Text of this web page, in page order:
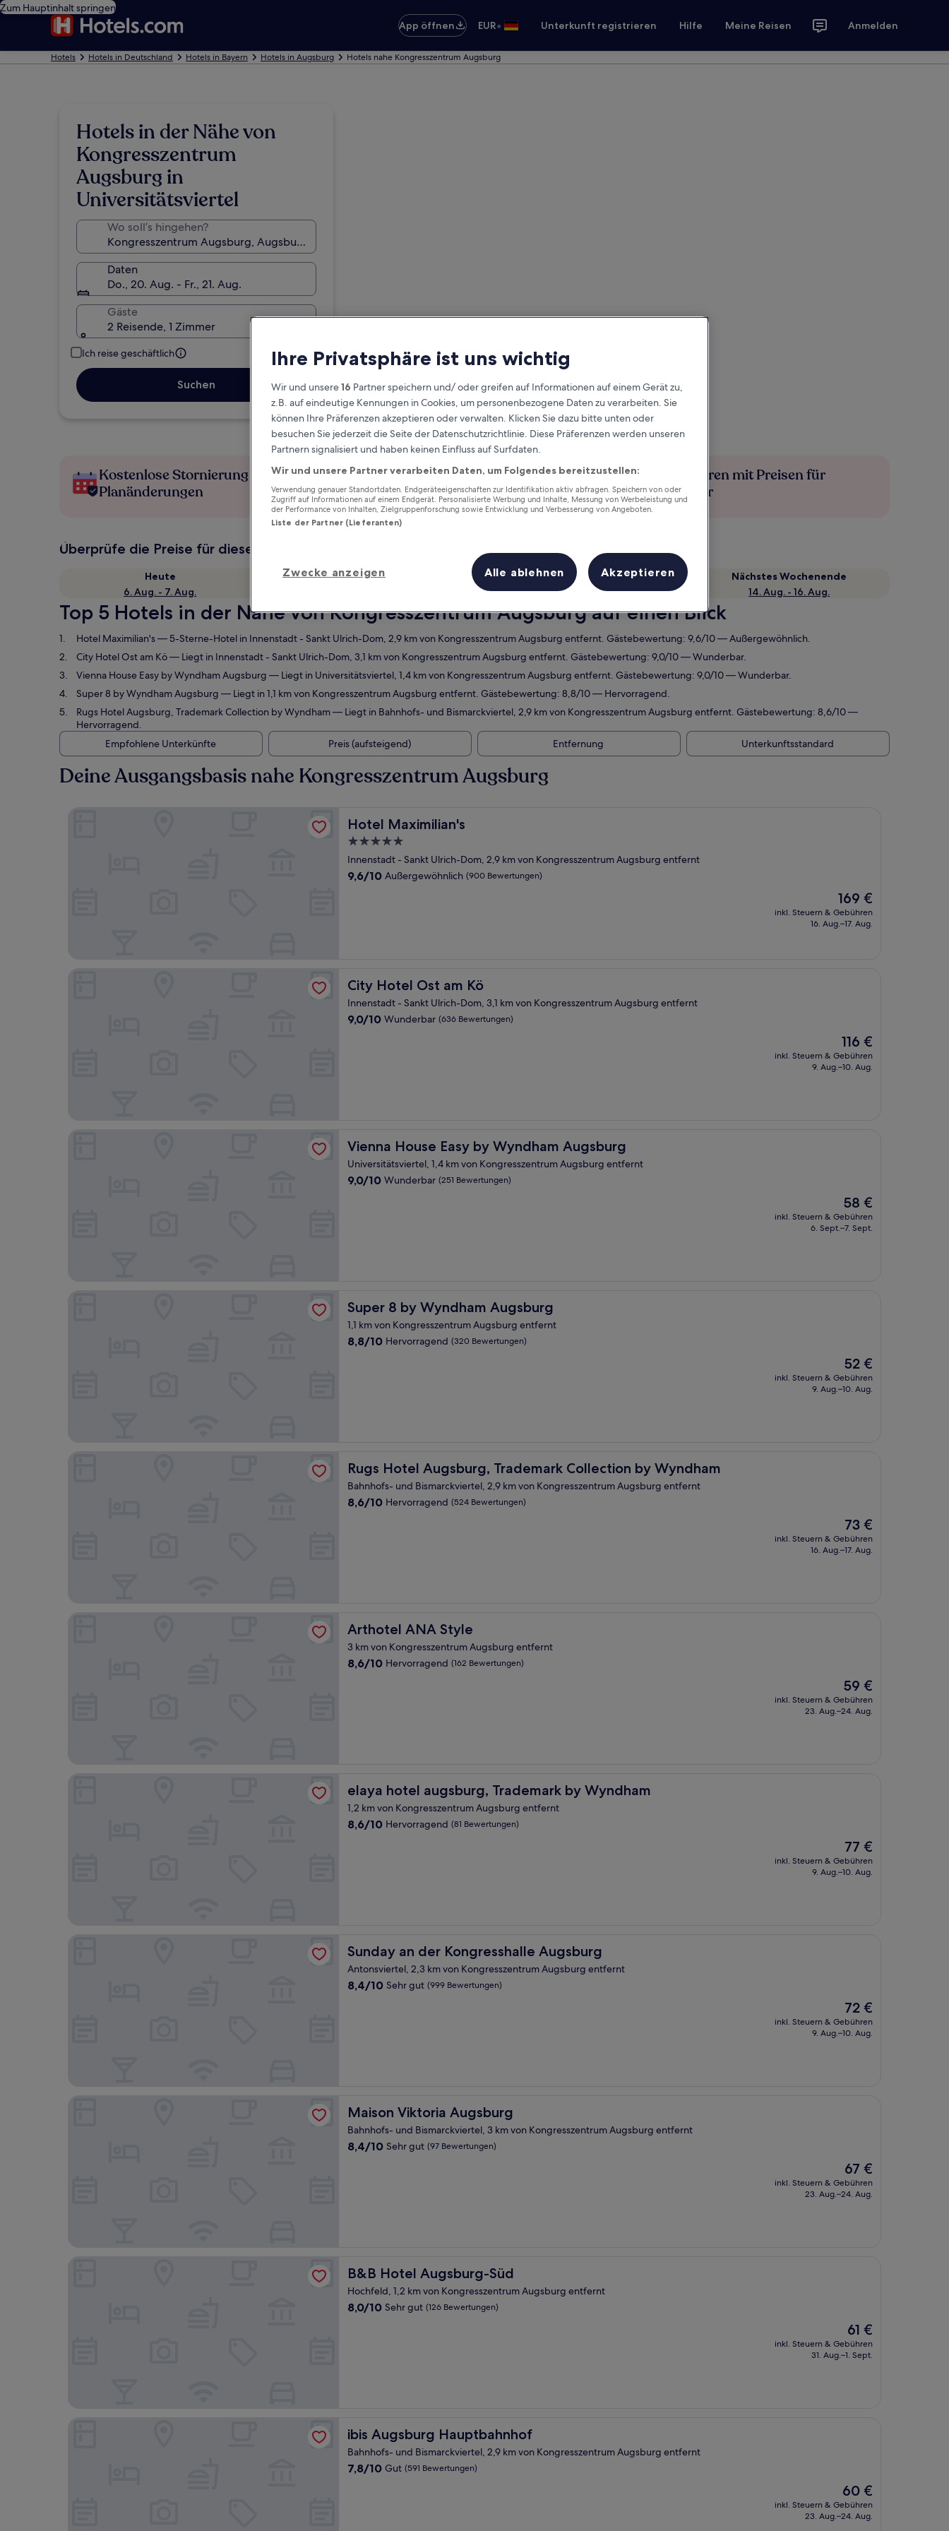
Zum Hauptinhalt springen
App öffnen
EUR• Unterkunft registrieren Hilfe Meine Reisen Anmelden
Hotels Hotels in Deutschland Hotels in Bayern Hotels in Augsburg Hotels nahe Kongresszentrum Augsburg
Hotels in der Nähe von
Kongresszentrum
Augsburg in
Universitätsviertel
Wo soll’s hingehen?
Daten
Do., 20. Aug. - Fr., 21. Aug.
Gäste
2 Reisende, 1 Zimmer
Ich reise geschäftlich
Suchen
Kostenlose Stornierung bei
Planänderungen
Verdiene Prämien für jede
wahrgenommene Übernachtung
Mehr sparen mit Preisen für
Mitglieder
Überprüfe die Preise für diese Daten
Heute
6. Aug. - 7. Aug.
Morgen
Dieses Wochenende
7. Aug. - 9. Aug.
Nächstes Wochenende
14. Aug. - 16. Aug.
Top 5 Hotels in der Nähe von Kongresszentrum Augsburg auf einen Blick
Hotel Maximilian's— 5-Sterne-Hotel in Innenstadt - Sankt Ulrich-Dom, 2,9 km von Kongresszentrum Augsburg entfernt. Gästebewertung: 9,6/10 — Außergewöhnlich.
City Hotel Ost am Kö— Liegt in Innenstadt - Sankt Ulrich-Dom, 3,1 km von Kongresszentrum Augsburg entfernt. Gästebewertung: 9,0/10 — Wunderbar.
Vienna House Easy by Wyndham Augsburg — Liegt in Universitätsviertel, 1,4 km von Kongresszentrum Augsburg entfernt. Gästebewertung: 9,0/10 — Wunderbar.
Super 8 by Wyndham Augsburg — Liegt in 1,1 km von Kongresszentrum Augsburg entfernt. Gästebewertung: 8,8/10 — Hervorragend.
Rugs Hotel Augsburg, Trademark Collection by Wyndham— Liegt in Bahnhofs- und Bismarckviertel, 2,9 km von Kongresszentrum Augsburg entfernt. Gästebewertung: 8,6/10 —
Hervorragend.
Empfohlene Unterkünfte
Preis (aufsteigend) Entfernung Unterkunftsstandard
Deine Ausgangsbasis nahe Kongresszentrum Augsburg
Hotel Maximilian's
Hotel Maximilian's
5.0-
Sterne-
Unterkunft
Innenstadt - Sankt Ulrich-Dom, 2,9 km von Kongresszentrum Augsburg entfernt
9.6
9,6/10 Außergewöhnlich (900 Bewertungen)
Der
Preis
beträgt
169 €
inkl. Steuern & Gebühren
16. Aug.–17. Aug.
City Hotel Ost am Kö
City Hotel Ost am Kö
Innenstadt - Sankt Ulrich-Dom, 3,1 km von Kongresszentrum Augsburg entfernt
9.0
9,0/10 Wunderbar (636 Bewertungen)
Der
Preis
beträgt
116 €
inkl. Steuern & Gebühren
9. Aug.–10. Aug.
Vienna House Easy by Wyndham Augsburg
Vienna House Easy by Wyndham Augsburg
Universitätsviertel, 1,4 km von Kongresszentrum Augsburg entfernt
9.0
9,0/10 Wunderbar (251 Bewertungen)
Der
Preis
beträgt
58 €
inkl. Steuern & Gebühren
6. Sept.–7. Sept.
Super 8 by Wyndham Augsburg
Super 8 by Wyndham Augsburg
1,1 km von Kongresszentrum Augsburg entfernt
8.8
8,8/10 Hervorragend (320 Bewertungen)
Der
Preis
beträgt
52 €
inkl. Steuern & Gebühren
9. Aug.–10. Aug.
Rugs Hotel Augsburg, Trademark Collection by Wyndham
Rugs Hotel Augsburg, Trademark Collection by Wyndham
Bahnhofs- und Bismarckviertel, 2,9 km von Kongresszentrum Augsburg entfernt
8.6
8,6/10 Hervorragend (524 Bewertungen)
Der
Preis
beträgt
73 €
inkl. Steuern & Gebühren
16. Aug.–17. Aug.
Rugs Hotel Augsburg, Trademark Collection by Wyndham
Arthotel ANA Style
Arthotel ANA Style
3 km von Kongresszentrum Augsburg entfernt
8.6
8,6/10 Hervorragend (162 Bewertungen)
Der
Preis
beträgt
59 €
inkl. Steuern & Gebühren
23. Aug.–24. Aug.
elaya hotel augsburg, Trademark by Wyndham
elaya hotel augsburg, Trademark by Wyndham
1,2 km von Kongresszentrum Augsburg entfernt
8.6
8,6/10 Hervorragend (81 Bewertungen)
Der
Preis
beträgt
77 €
inkl. Steuern & Gebühren
9. Aug.–10. Aug.
Sunday an der Kongresshalle Augsburg
Sunday an der Kongresshalle Augsburg
Antonsviertel, 2,3 km von Kongresszentrum Augsburg entfernt
8.4
8,4/10 Sehr gut (999 Bewertungen)
Der
Preis
beträgt
72 €
inkl. Steuern & Gebühren
9. Aug.–10. Aug.
Maison Viktoria Augsburg
Maison Viktoria Augsburg
Bahnhofs- und Bismarckviertel, 3 km von Kongresszentrum Augsburg entfernt
8.4
8,4/10 Sehr gut (97 Bewertungen)
Der
Preis
beträgt
67 €
inkl. Steuern & Gebühren
23. Aug.–24. Aug.
B&B Hotel Augsburg-Süd
B&B Hotel Augsburg-Süd
Hochfeld, 1,2 km von Kongresszentrum Augsburg entfernt
8.0
8,0/10 Sehr gut (126 Bewertungen)
Der
Preis
beträgt
61 €
inkl. Steuern & Gebühren
31. Aug.–1. Sept.
ibis Augsburg Hauptbahnhof
ibis Augsburg Hauptbahnhof
Bahnhofs- und Bismarckviertel, 2,9 km von Kongresszentrum Augsburg entfernt
7.8
7,8/10 Gut (591 Bewertungen)
Der
Preis
beträgt
60 €
inkl. Steuern & Gebühren
23. Aug.–24. Aug.
Ihre Privatsphäre ist uns wichtig
Wir und unsere16 Partner speichern und/ oder greifen auf Informationen auf einem Gerät zu,
z.B. auf eindeutige Kennungen in Cookies, um personenbezogene Daten zu verarbeiten. Sie
können Ihre Präferenzen akzeptieren oder verwalten. Klicken Sie dazu bitte unten oder
besuchen Sie jederzeit die Seite der Datenschutzrichtlinie. Diese Präferenzen werden unseren
Partnern signalisiert und haben keinen Einfluss auf Surfdaten.
Wir und unsere Partner verarbeiten Daten, um Folgendes bereitzustellen:
Verwendung genauer Standortdaten. Endgeräteeigenschaften zur Identifikation aktiv abfragen. Speichern von oder
Zugriff auf Informationen auf einem Endgerät. Personalisierte Werbung und Inhalte, Messung von Werbeleistung und
der Performance von Inhalten, Zielgruppenforschung sowie Entwicklung und Verbesserung von Angeboten.
Liste der Partner (Lieferanten)
Zwecke anzeigen Alle ablehnen Akzeptieren